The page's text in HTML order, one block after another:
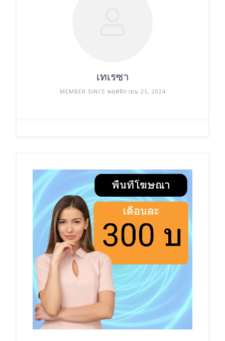
เทเรซา
MEMBER SINCE พฤศจิกายน 25, 2024